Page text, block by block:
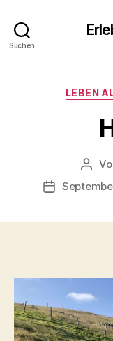
Suchen
LEBEN